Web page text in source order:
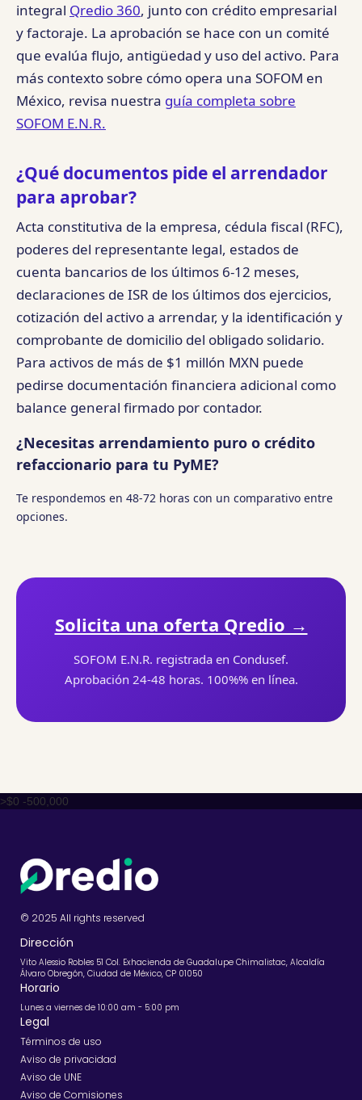
integral Qredio 360, junto con crédito empresarial
y factoraje. La aprobación se hace con un comité
que evalúa flujo, antigüedad y uso del activo. Para
más contexto sobre cómo opera una SOFOM en
México, revisa nuestra guía completa sobre
SOFOM E.N.R.
¿Qué documentos pide el arrendador
para aprobar?
Acta constitutiva de la empresa, cédula fiscal (RFC),
poderes del representante legal, estados de
cuenta bancarios de los últimos 6-12 meses,
declaraciones de ISR de los últimos dos ejercicios,
cotización del activo a arrendar, y la identificación y
comprobante de domicilio del obligado solidario.
Para activos de más de $1 millón MXN puede
pedirse documentación financiera adicional como
balance general firmado por contador.
¿Necesitas arrendamiento puro o crédito
refaccionario para tu PyME?
Te respondemos en 48-72 horas con un comparativo entre
opciones.
Solicita una oferta Qredio →
SOFOM E.N.R. registrada en Condusef.
Aprobación 24-48 horas. 100%% en línea.
>$0 -500,000
© 2025 All rights reserved
Dirección
Vito Alessio Robles 51 Col. Exhacienda de Guadalupe Chimalistac, Alcaldía
Álvaro Obregón, Ciudad de México, CP 01050
Horario
Lunes a viernes de 10:00 am - 5:00 pm
Legal
Términos de uso
Aviso de privacidad
Aviso de UNE
Aviso de Comisiones